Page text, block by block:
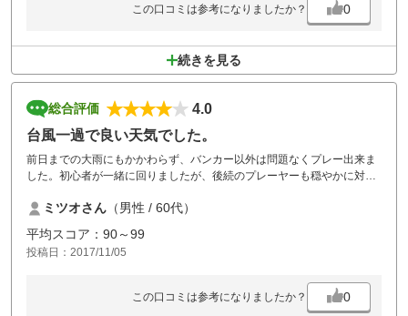
この口コミは参考になりましたか？ 0
続きを見る
総合評価
4.0
台風一過で良い天気でした。
前日までの大雨にもかかわらず、バンカー以外は問題なくプレー出来ま
した。初心者が一緒に回りましたが、後続のプレーヤーも穏やかに対応
充実)食事はいつもカツカレー、サックリとして美味いです。
ミツオさん （男性 / 60代）
平均スコア：90～99
投稿日：2017/11/05
この口コミは参考になりましたか？ 0